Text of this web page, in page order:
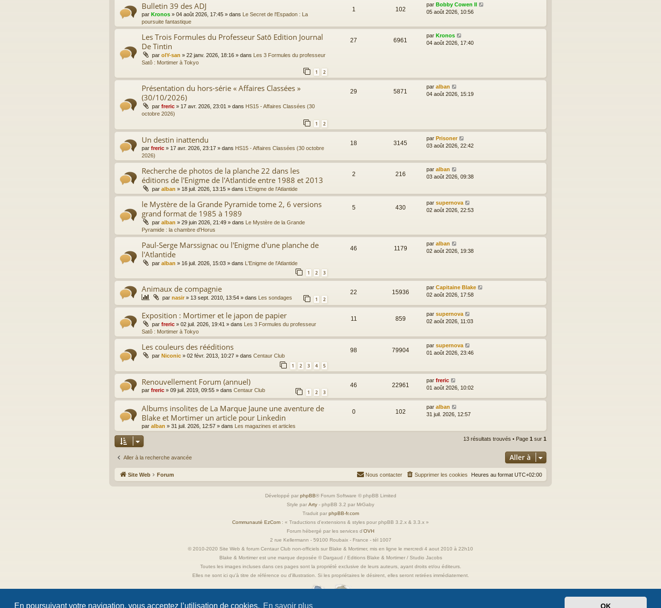
En poursuivant votre navigation, vous acceptez l’utilisation de cookies. En savoir plus OK
Bulletin 39 des ADJ
par Kronos » 04 août 2026, 17:45 » dans Le Secret de l'Espadon : La
poursuite fantastique
1 102
par Bobby Cowen II
05 août 2026, 10:56
Les Trois Formules du Professeur Satō Edition Journal
De Tintin
par olY-san » 22 janv. 2026, 18:16 » dans Les 3 Formules du professeur
Satô : Mortimer à Tokyo
1 2
27 6961
par Kronos
04 août 2026, 17:40
Présentation du hors-série « Affaires Classées »
(30/10/2026)
par freric » 17 avr. 2026, 23:01 » dans HS15 - Affaires Classées (30
octobre 2026)
1 2
29 5871
par alban
04 août 2026, 15:19
Un destin inattendu
par freric » 17 avr. 2026, 23:17 » dans HS15 - Affaires Classées (30 octobre
2026)
18 3145
par Prisoner
03 août 2026, 22:42
Recherche de photos de la planche 22 dans les
éditions de l'Enigme de l'Atlantide entre 1988 et 2013
par alban » 18 juil. 2026, 13:15 » dans L'Enigme de l'Atlantide
2 216
par alban
03 août 2026, 09:38
le Mystère de la Grande Pyramide tome 2, 6 versions
grand format de 1985 à 1989
par alban » 29 juin 2026, 21:49 » dans Le Mystère de la Grande
Pyramide : la chambre d'Horus
5 430
par supernova
02 août 2026, 22:53
Paul-Serge Marssignac ou l'Enigme d'une planche de
l'Atlantide
par alban » 16 juil. 2026, 15:03 » dans L'Enigme de l'Atlantide
1 2 3
46 1179
par alban
02 août 2026, 19:38
Animaux de compagnie
par nasir» 13 sept. 2010, 13:54 » dans Les sondages 1 2
22 15936
par Capitaine Blake
02 août 2026, 17:58
Exposition : Mortimer et le japon de papier
par freric » 02 juil. 2026, 19:41 » dans Les 3 Formules du professeur
Satô : Mortimer à Tokyo
11 859
par supernova
02 août 2026, 11:03
Les couleurs des rééditions
par Niconic » 02 févr. 2013, 10:27 » dans Centaur Club
1 2 3 4 5
98 79904
par supernova
01 août 2026, 23:46
Renouvellement Forum (annuel)
par freric » 09 juil. 2019, 09:55 » dans Centaur Club 1 2 3
46 22961
par freric
01 août 2026, 10:02
Albums insolites de La Marque Jaune une aventure de
Blake et Mortimer un article pour Linkedin
par alban » 31 juil. 2026, 12:57 » dans Les magazines et articles
0 102
par alban
31 juil. 2026, 12:57
13 résultats trouvés • Page 1 sur 1
Aller à la recherche avancée Aller à
Site Web Forum Heures au format UTC+02:00
Supprimer les cookies
Nous contacter
Développé par phpBB® Forum Software © phpBB Limited
Style par Arty - phpBB 3.2 par MrGaby
Traduit par phpBB-fr.com
Communauté EzCom : « Traductions d'extensions & styles pour phpBB 3.2.x & 3.3.x »
Forum hébergé par les services d’OVH
2 rue Kellermann - 59100 Roubaix - France - tél 1007
© 2010-2020 Site Web & forum Centaur Club non-officiels sur Blake & Mortimer, mis en ligne le mercredi 4 aout 2010 à 22h10
Blake & Mortimer est une marque deposée © Dargaud / Editions Blake & Mortimer / Studio Jacobs
Toutes les images incluses dans ces pages sont la propriété exclusive de leurs auteurs, ayant droits et/ou éditeurs.
Elles ne sont ici qu'à titre de référence ou d'illustration. Si les propriétaires le désirent, elles seront retirées immédiatement.